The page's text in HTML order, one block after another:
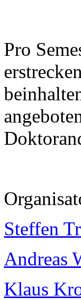
Pro
Steffen
Andreas
Klaus